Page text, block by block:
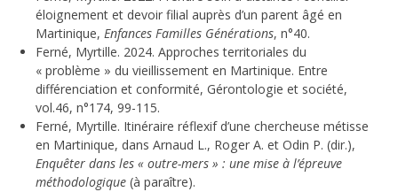
éloignement et devoir filial auprès d’un parent âgé en
Martinique, Enfances Familles Générations, n°40.
Ferné, Myrtille. 2024. Approches territoriales du
« problème » du vieillissement en Martinique. Entre
différenciation et conformité, Gérontologie et société,
vol.46, n°174, 99-115.
Ferné, Myrtille. Itinéraire réflexif d’une chercheuse métisse
en Martinique, dans Arnaud L., Roger A. et Odin P. (dir.),
Enquêter dans les « outre-mers » : une mise à l’épreuve
méthodologique (à paraître).